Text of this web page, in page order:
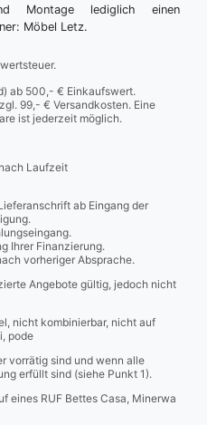
Montage lediglich einen
Möbel Letz.
ab 500,- € Einkaufswert.
99,- € Versandkosten. Eine
ist jederzeit möglich.
Laufzeit
ab Eingang der
Ihrer Finanzierung.
vorheriger Absprache.
Angebote gültig, jedoch nicht
nicht kombinierbar, nicht auf
pode
vorrätig sind und wenn alle
erfüllt sind (siehe Punkt 1).
eines RUF Bettes Casa, Minerwa